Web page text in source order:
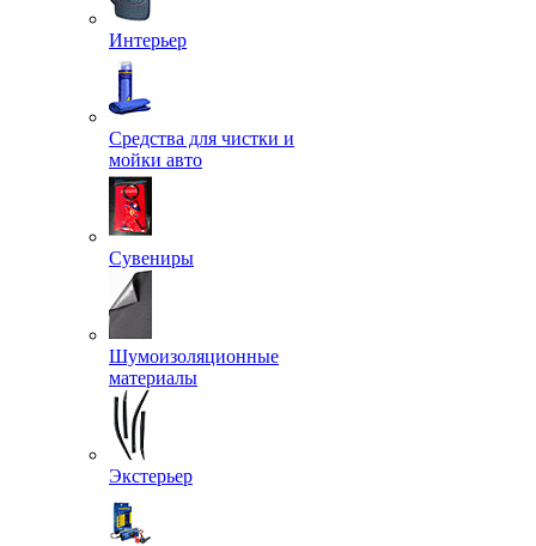
Интерьер
Средства для чистки и
мойки авто
Сувениры
Шумоизоляционные
материалы
Экстерьер